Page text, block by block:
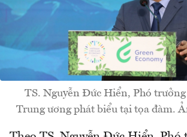
TS. Nguyễn Đức Hiển, Phó
Trung ương phát biểu tại tọa đàm.